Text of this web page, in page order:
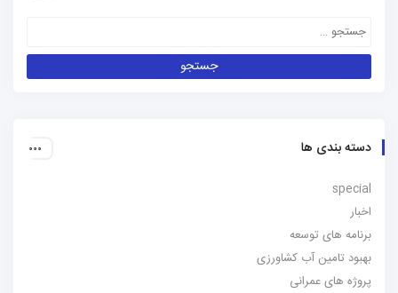
دسته بندی ها
special
اخبار
برنامه های توسعه
بهبود تامین آب کشاورزی
پروژه های عمرانی